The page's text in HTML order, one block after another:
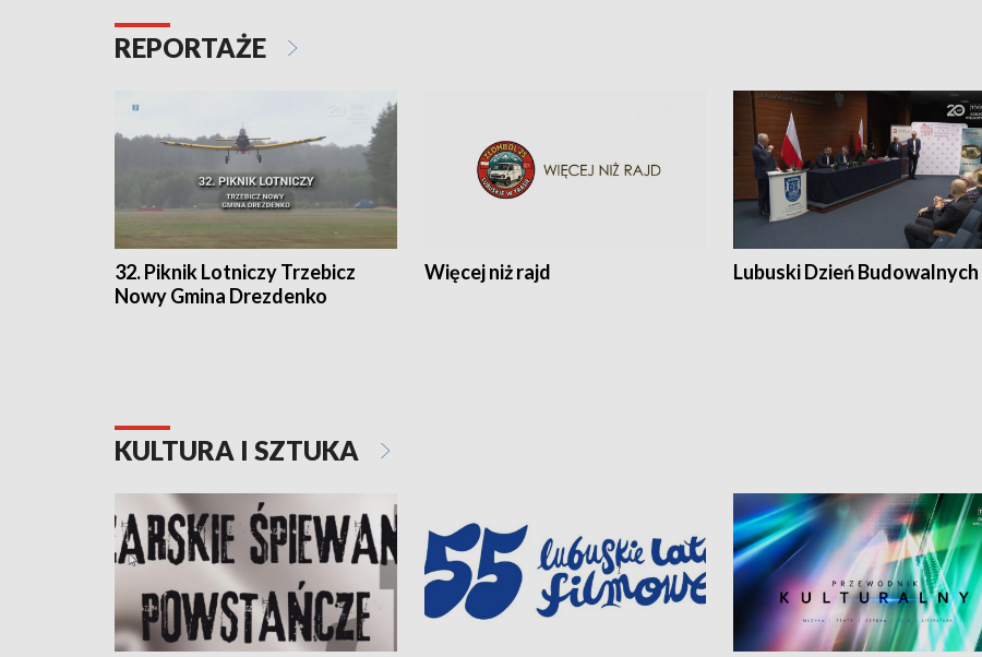
REPORTAŻE
32. Piknik Lotniczy Trzebicz
Nowy Gmina Drezdenko
Więcej niż rajd Lubuski Dzień Budowalnych
KULTURA I SZTUKA